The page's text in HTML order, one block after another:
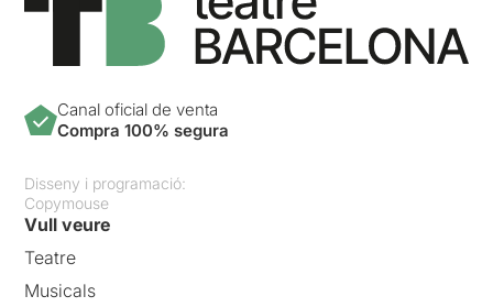
Canal oficial de venta
Compra 100% segura
Disseny i programació:
Copymouse
Vull veure
Teatre
Musicals